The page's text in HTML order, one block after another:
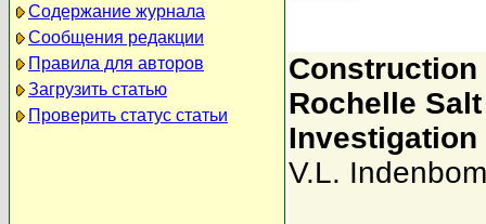
Содержание журнала
Сообщения редакции
Правила для авторов
Загрузить статью
Проверить статус статьи
Construction
Rochelle
Investigation
V.L. Indenbom